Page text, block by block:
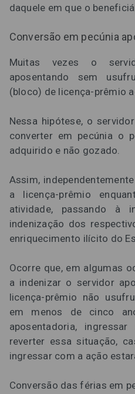
daquele em que o
Conversão em pecúnia
Muitas vezes o
aposentando sem
(bloco) de licença-prêmio
Nessa hipótese, o
converter em pecúnia o
adquirido e não gozado.
Assim,
a licença-prêmio
atividade, passando à
indenização dos
enriquecimento ilícito do
Ocorre que, em algumas
a indenizar o servidor
licença-prêmio não
em menos de cinco
aposentadoria,
reverter essa situação,
ingressar com a ação
Conversão das férias em